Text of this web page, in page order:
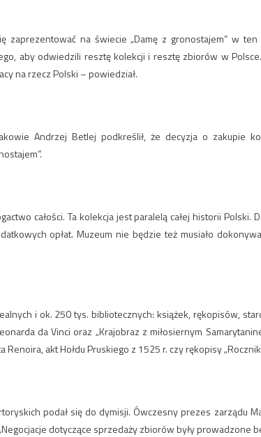
zaprezentować na świecie „Damę z gronostajem” w
aby odwiedzili resztę kolekcji i resztę zbiorów w
na rzecz Polski – powiedział.
Andrzej Betlej podkreślił, że decyzja o zakupie
całości. Ta kolekcja jest paralelą całej historii Polski.
opłat. Muzeum nie będzie też musiało
i ok. 250 tys. bibliotecznych: książek, rękopisów,
da Vinci oraz „Krajobraz z miłosiernym
akt Hołdu Pruskiego z 1525 r. czy rękopisy
podał się do dymisji. Ówczesny prezes zarządu
dotyczące sprzedaży zbiorów były prowadzone